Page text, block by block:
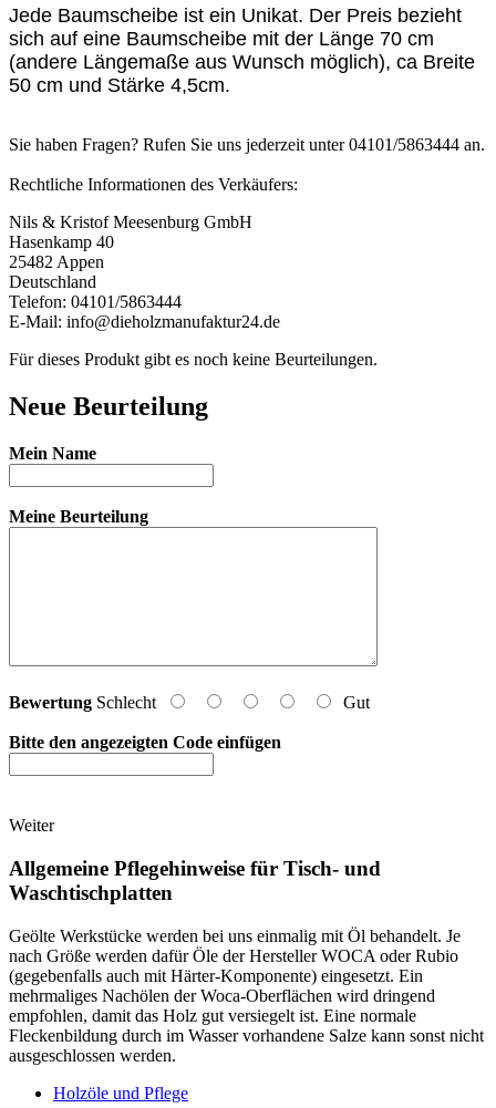
Jede Baumscheibe ist ein Unikat. Der Preis bezieht
sich auf eine Baumscheibe mit der Länge 70 cm
(andere Längemaße aus Wunsch möglich), ca Breite
50 cm und Stärke 4,5cm.
Sie haben Fragen? Rufen Sie uns jederzeit unter 04101/5863444 an.
Rechtliche Informationen des Verkäufers:
Nils & Kristof Meesenburg GmbH
Hasenkamp 40
25482 Appen
Deutschland
Telefon: 04101/5863444
E-Mail: info@dieholzmanufaktur24.de
Für dieses Produkt gibt es noch keine Beurteilungen.
Neue Beurteilung
Mein Name
Meine Beurteilung
Bewertung Schlecht Gut
Bitte den angezeigten Code einfügen
Weiter
Allgemeine Pflegehinweise für Tisch- und
Waschtischplatten
Geölte Werkstücke werden bei uns einmalig mit Öl behandelt. Je
nach Größe werden dafür Öle der Hersteller WOCA oder Rubio
(gegebenfalls auch mit Härter-Komponente) eingesetzt. Ein
mehrmaliges Nachölen der Woca-Oberflächen wird dringend
empfohlen, damit das Holz gut versiegelt ist. Eine normale
Fleckenbildung durch im Wasser vorhandene Salze kann sonst nicht
ausgeschlossen werden.
Holzöle und Pflege